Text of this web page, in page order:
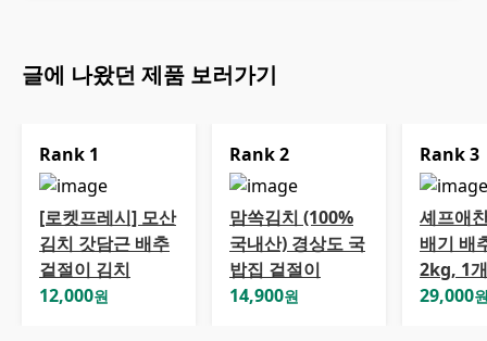
글에 나왔던 제품 보러가기
Rank 1
[로켓프레시] 모산
김치 갓담근 배추
겉절이 김치
12,000원
Rank2
맘쏙김치 (100%
국내산) 경상도 국
밥집 겉절이
14,900원
Rank3
셰프애
배기 배
2kg, 1개
29,000